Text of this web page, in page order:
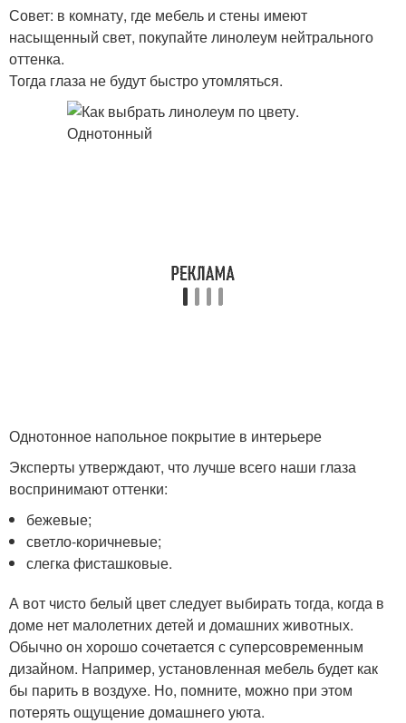
Совет: в комнату, где мебель и стены имеют
насыщенный свет, покупайте линолеум нейтрального
оттенка.
Тогда глаза не будут быстро утомляться.
Однотонное напольное покрытие в интерьере
Эксперты утверждают, что лучше всего наши глаза
воспринимают оттенки:
бежевые;
светло-коричневые;
слегка фисташковые.
А вот чисто белый цвет следует выбирать тогда, когда в
доме нет малолетних детей и домашних животных.
Обычно он хорошо сочетается с суперсовременным
дизайном. Например, установленная мебель будет как
бы парить в воздухе. Но, помните, можно при этом
потерять ощущение домашнего уюта.